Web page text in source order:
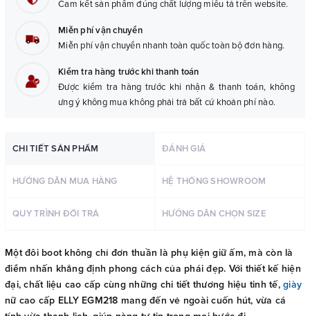
Cam kết sản phẩm đúng chất lượng miêu tả trên website.
Miễn phí vận chuyển
Miễn phí vận chuyển nhanh toàn quốc toàn bộ đơn hàng.
Kiểm tra hàng trước khi thanh toán
Được kiểm tra hàng trước khi nhận & thanh toán, không
ưng ý không mua không phải trả bất cứ khoản phí nào.
CHI TIẾT SẢN PHẨM ĐÁNH GIÁ
HƯỚNG DẪN MUA HÀNG HỆ THỐNG SHOWROOM
QUY TRÌNH ĐỔI TRẢ HƯỚNG DẪN CHỌN SIZE
Một đôi boot không chỉ đơn thuần là phụ kiện giữ ấm, mà còn là
điểm nhấn khẳng định phong cách của phái đẹp. Với thiết kế hiện
đại, chất liệu cao cấp cùng những chi tiết thương hiệu tinh tế, giày
nữ cao cấp ELLY EGM218 mang đến vẻ ngoài cuốn hút, vừa cá